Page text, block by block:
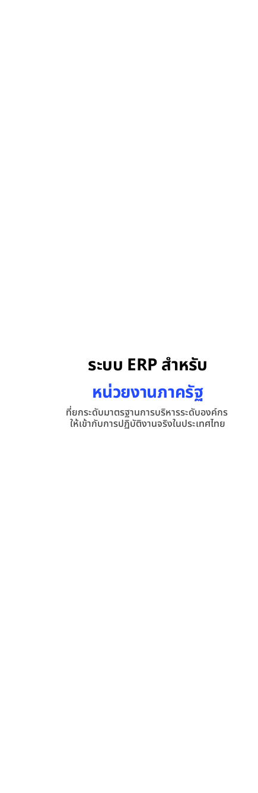
ระบบ ERP สำหรับ
หน่วยงานภาครัฐ
มหาวิทยาลัย
ที่ยกระดับมาตรฐานการบริหารระดับองค์กร
ให้เข้ากับการปฏิบัติงานจริงในประเทศไทย
ติดตาม